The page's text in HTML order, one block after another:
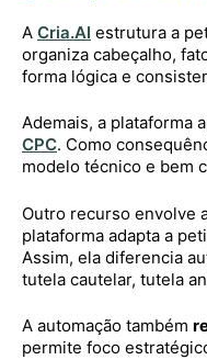
A Cria.AI estrutura a
organiza cabeçalho,
forma lógica e
Ademais, a plataforma
CPC. Como
modelo técnico e bem
Outro recurso envolve
plataforma adapta a
Assim, ela diferencia
tutela cautelar, tutela
A automação também
permite foco